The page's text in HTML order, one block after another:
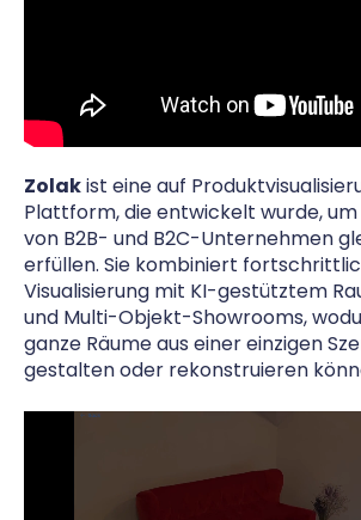
Zolakist eine auf
Plattform, die entwickelt wurde, um
von B2B- und B2C-Unternehmen
erfüllen. Sie kombiniert
Visualisierung mit KI-gestütztem
und Multi-Objekt-Showrooms,
ganze Räume aus einer einzigen
gestalten oder rekonstruieren